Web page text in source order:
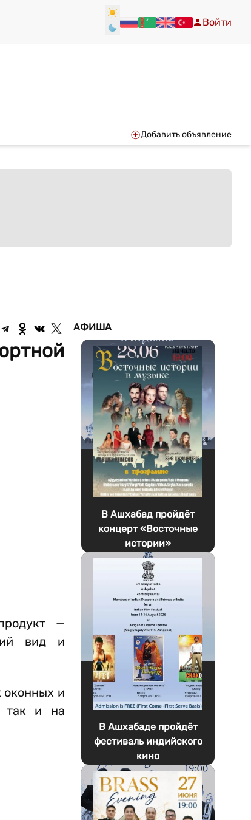
Войти
Добавить объявление
—
вид и
оконных и
так и на
АФИША
В Ашхабад пройдёт
концерт «Восточные
истории»
В Ашхабаде пройдёт
фестиваль индийского
кино